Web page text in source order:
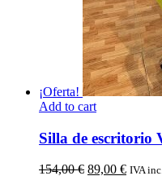
¡Oferta!
Add to cart
Silla de escritorio
154,00€ El
89,00 €ElIVA